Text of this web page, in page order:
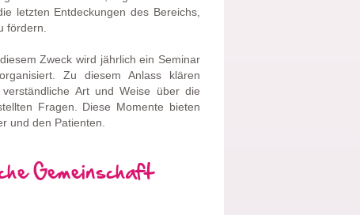
letzten Entdeckungen des Bereichs,
fördern.
Zweck wird jährlich ein Seminar
Zu diesem Anlass klären
Art und Weise über die
Fragen. Diese Momente bieten
und den Patienten.
Gemeinschaft